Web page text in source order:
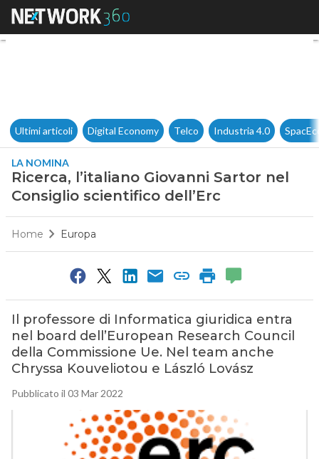
Ricerca, l’italiano Giovanni
Ultimi articoli Digital Economy Telco Industria 4.0
LA NOMINA
Ricerca, l’italiano Giovanni Sartor nel
Consiglio scientifico dell’Erc
Home Europa
Il professore di Informatica giuridica entra
nel board dell’European Research Council
della Commissione Ue. Nel team anche
Chryssa Kouveliotou e László Lovász
Pubblicato il 03 Mar 2022